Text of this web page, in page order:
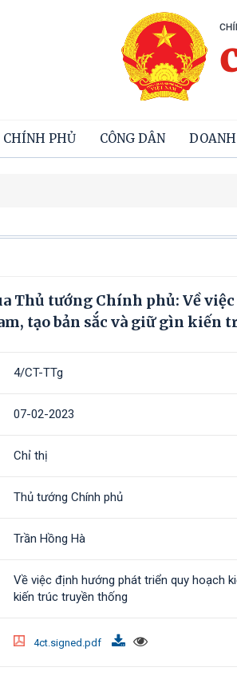
CHÍNH PHỦ CÔNG DÂN
Thủ tướng Chính phủ: Về
tạo bản sắc và giữ gìn kiến
4/CT-TTg
07-02-2023
Chỉ thị
Thủ tướng Chính phủ
Trần Hồng Hà
Về việc định hướng phát triển quy hoạch
kiến trúc truyền thống
4ct.signed.pdf